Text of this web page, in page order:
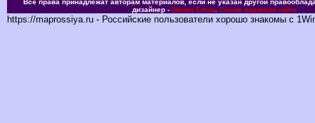
Все права принадлежат авторам материалов, если не указан другой
дизайнер - Шварц Елена Состав редакции сайта
https://maprossiya.ru - Российские пользователи хорошо знакомы с